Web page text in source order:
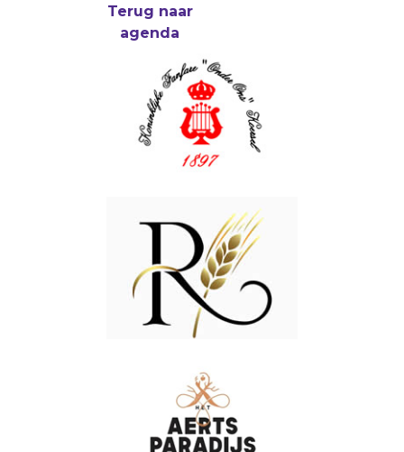
Terug naar
agenda